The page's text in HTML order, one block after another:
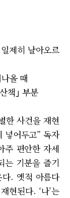
제히 날아오르
올 때
분
한 사건을 재현
넣어두고” 독자
주 편안한 자세
는 기분을 즐기
다. 옛적 아름다
현된다. ‘나’는